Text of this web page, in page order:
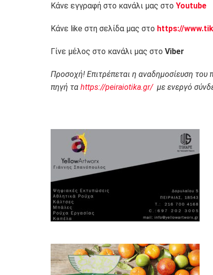
Κάνε εγγραφή στο κανάλι μας στο Youtube
Κάνε like στη σελίδα μας στο https://
Γίνε μέλος στο κανάλι μας στο Viber
Προσοχή! Επιτρέπεται η αναδημοσίευση
πηγή τα https://peiraiotika.gr/με ενεργό